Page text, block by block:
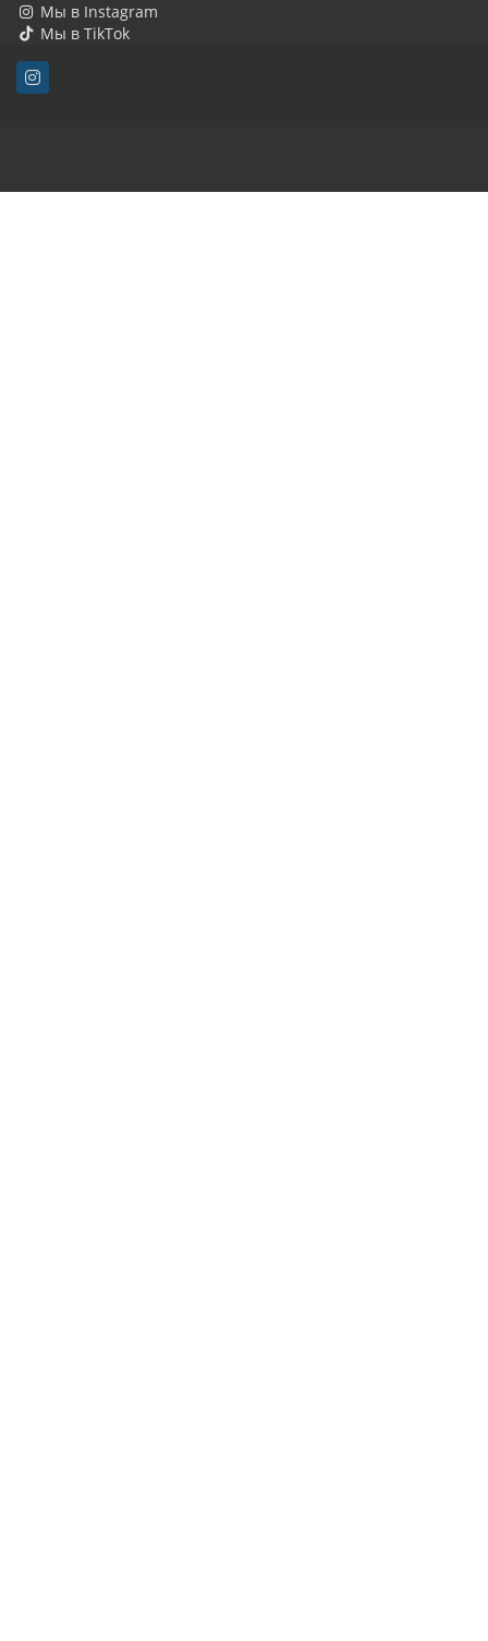
Мы в Instagram
Мы в TikTok